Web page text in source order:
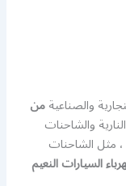
والصناعيةمن
والشاحنات
، مثل الشاحنات
السيارات النعيم